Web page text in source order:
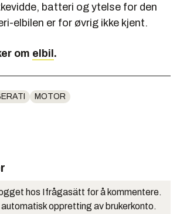
batteri og ytelse for den
elbilen er for øvrig ikke kjent.
om elbil.
MOTOR
hos Ifrågasätt for å kommentere.
oppretting av brukerkonto.